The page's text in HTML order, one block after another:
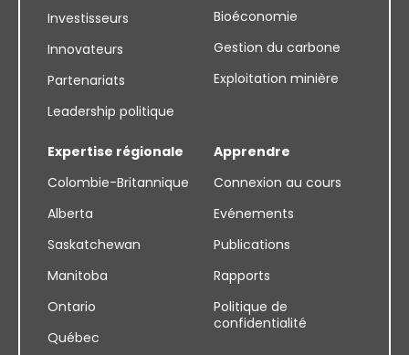
Investisseurs
Innovateurs
Partenariats
Leadership politique
Bioéconomie
Gestion du carbone
Exploitation minière
Expertise régionale
Colombie-Britannique
Alberta
Saskatchewan
Manitoba
Ontario
Québec
Apprendre
Connexion au cours
Evénements
Publications
Rapports
Politique de
confidentialité